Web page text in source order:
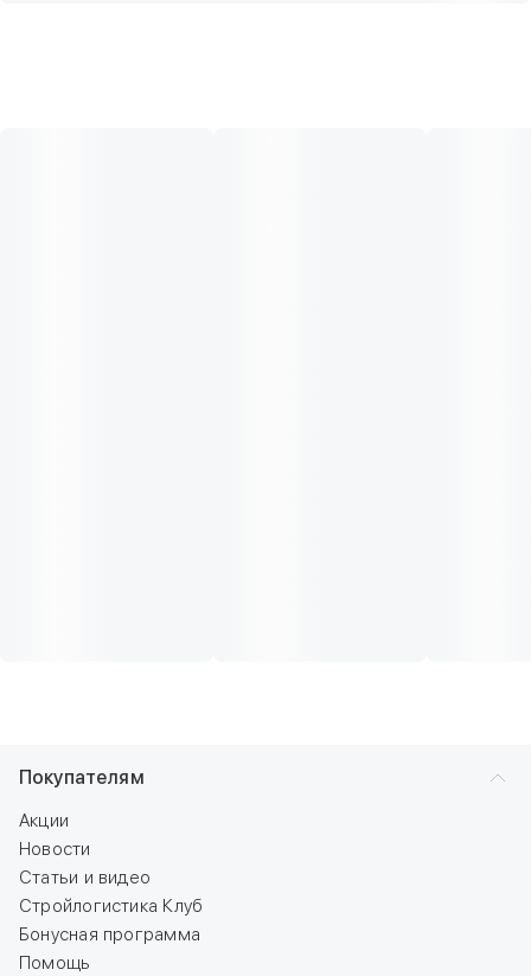
Покупателям
Акции
Новости
Статьи и видео
Стройлогистика Клуб
Бонусная программа
Помощь